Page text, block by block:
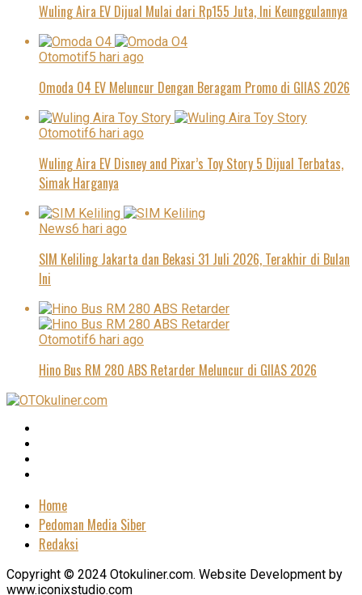
Wuling Aira EV Dijual Mulai dari Rp155 Juta, Ini Keunggulannya
Otomotif5 hari ago
Omoda O4 EV Meluncur Dengan Beragam Promo di GIIAS 2026
Otomotif6 hari ago
Wuling Aira EV Disney and Pixar’s Toy Story 5 Dijual Terbatas,
Simak Harganya
News6 hari ago
SIM Keliling Jakarta dan Bekasi 31 Juli 2026, Terakhir di Bulan
Ini
Otomotif6 hari ago
Hino Bus RM 280 ABS Retarder Meluncur di GIIAS 2026
Home
Pedoman Media Siber
Redaksi
Copyright © 2024 Otokuliner.com. Website Development by
www.iconixstudio.com